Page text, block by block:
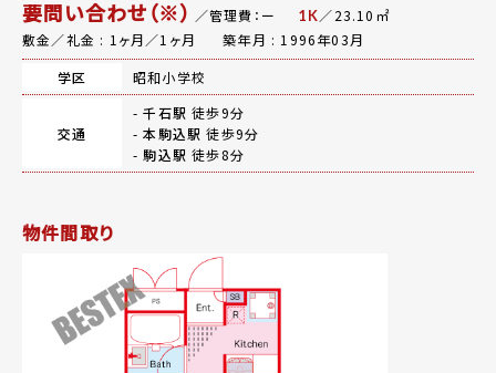
要問い合わせ（※） ／管理費：ー 1K／23.10㎡
敷金／礼金 : 1ヶ月／1ヶ月
築年月 : 1996年03月
学区
昭和小学校
交通
-千石駅 徒歩9分
-本駒込駅 徒歩9分
-駒込駅 徒歩8分
物件間取り